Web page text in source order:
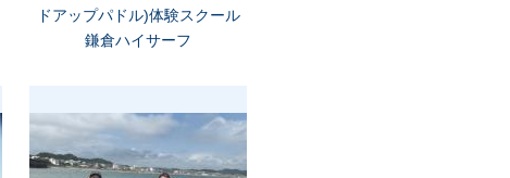
ドアップパドル)体験スクール
鎌倉ハイサーフ